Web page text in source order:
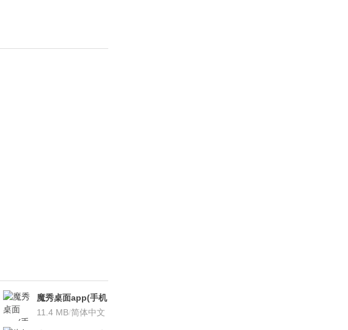
魔秀桌面app(手机
桌面软件)v6.8.6
11.4 MB/简体中文